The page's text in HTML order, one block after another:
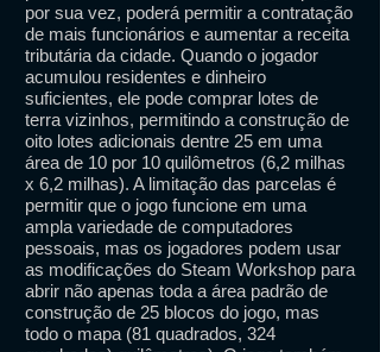
por sua vez, poderá permitir a contratação
de mais funcionários e aumentar a receita
tributária da cidade. Quando o jogador
acumulou residentes e dinheiro
suficientes, ele pode comprar lotes de
terra vizinhos, permitindo a construção de
oito lotes adicionais dentre 25 em uma
área de 10 por 10 quilômetros (6,2 milhas
x 6,2 milhas). A limitação das parcelas é
permitir que o jogo funcione em uma
ampla variedade de computadores
pessoais, mas os jogadores podem usar
as modificações do Steam Workshop para
abrir não apenas toda a área padrão de
construção de 25 blocos do jogo, mas
todo o mapa (81 quadrados, 324